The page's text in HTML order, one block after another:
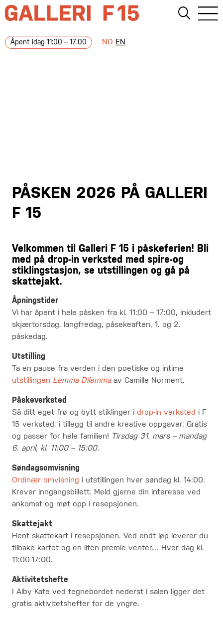
Åpent idag 11:00 – 17:00 NO EN
PÅSKEN 2026 PÅ GALLERI
F 15
Velkommen til Galleri F 15 i påskeferien! Bli
med på drop-in verksted med spire-og
stiklingstasjon, se utstillingen og gå på
skattejakt.
Åpningstider
Vi har åpent i hele påsken fra kl. 11:00 – 17:00, inkludert
skjærtorsdag, langfredag, påsekeaften, 1. og 2.
påskedag.
Utstilling
Ta en pause fra verden i den poetiske og intime
utstillingen Lemma Dilemmaav Camille Norment.
Påskeverksted
Så ditt eget frø og bytt stiklinger i drop-in verksted i F
15 verksted, i tillegg til andre kreative oppgaver. Gratis
og passer for hele familien!
Tirsdag 31. mars – mandag
6. april, kl. 11:00 – 15:00.
Søndagsomvisning
Ordinær omvisning i utstillingen hver søndag kl. 14:00.
Krever inngangsbillett. Meld gjerne din interesse ved
ankomst og møt opp i resepsjonen.
Skattejakt
Hent skattekart i resepsjonen. Ved endt løp leverer du
tilbake kartet og en liten premie venter… Hver dag kl.
11:00-17:00.
Aktivitetshefte
I Alby Kafe ved tegnebordet nederst i salen ligger det
gratis aktivitetshefter for de yngre.